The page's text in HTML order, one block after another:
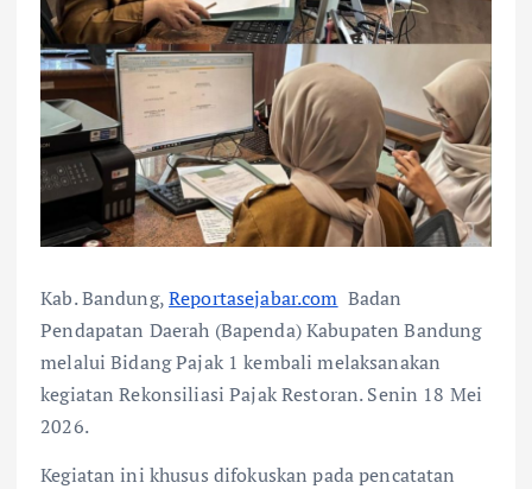
Kab. Bandung,Reportasejabar.com Badan
Pendapatan Daerah (Bapenda) Kabupaten Bandung
melalui Bidang Pajak 1 kembali melaksanakan
kegiatan Rekonsiliasi Pajak Restoran. Senin 18 Mei
2026.
Kegiatan ini khusus difokuskan pada pencatatan